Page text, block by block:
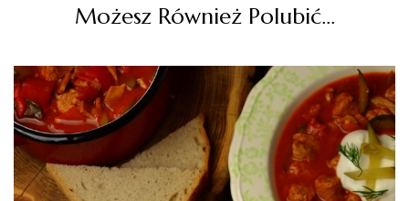
Możesz Również Polubić…